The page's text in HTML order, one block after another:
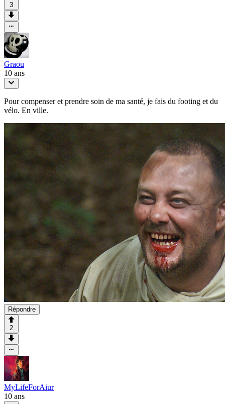
3
Graou
10 ans
Pour compenser et prendre soin de ma santé, je fais du footing et du
vélo. En ville.
Répondre
2
MyLifeForAiur
10 ans